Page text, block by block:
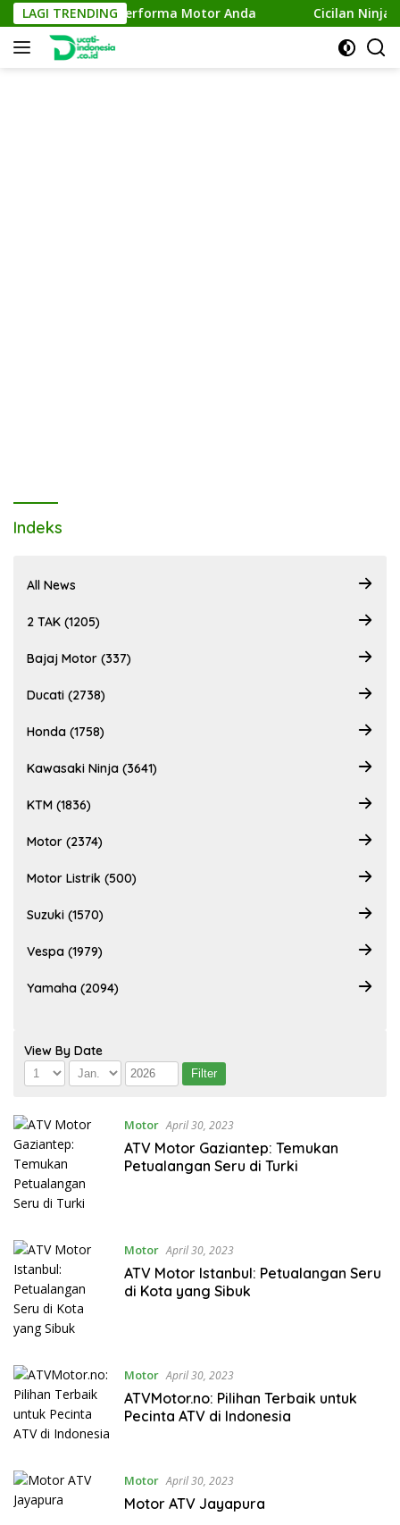
Skip
to
content
LAGI TRENDING
Meningkatkan Performa Motor Anda Cicilan Ninja
Indeks
All News
2 TAK (1205)
Bajaj Motor (337)
Ducati (2738)
Honda (1758)
Kawasaki Ninja (3641)
KTM (1836)
Motor (2374)
Motor Listrik (500)
Suzuki (1570)
Vespa (1979)
Yamaha (2094)
View By Date
Motor April 30, 2023
ATV Motor Gaziantep: Temukan
Petualangan Seru di Turki
Motor April 30, 2023
ATV Motor Istanbul: Petualangan Seru
di Kota yang Sibuk
Motor April 30, 2023
ATVMotor.no: Pilihan Terbaik untuk
Pecinta ATV di Indonesia
Motor April 30, 2023
Motor ATV Jayapura